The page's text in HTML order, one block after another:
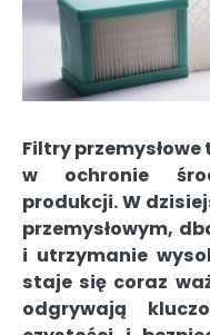
Filtry
w ochronie
produkcji. W
przemysłowym,
i utrzymanie
staje się coraz
odgrywają